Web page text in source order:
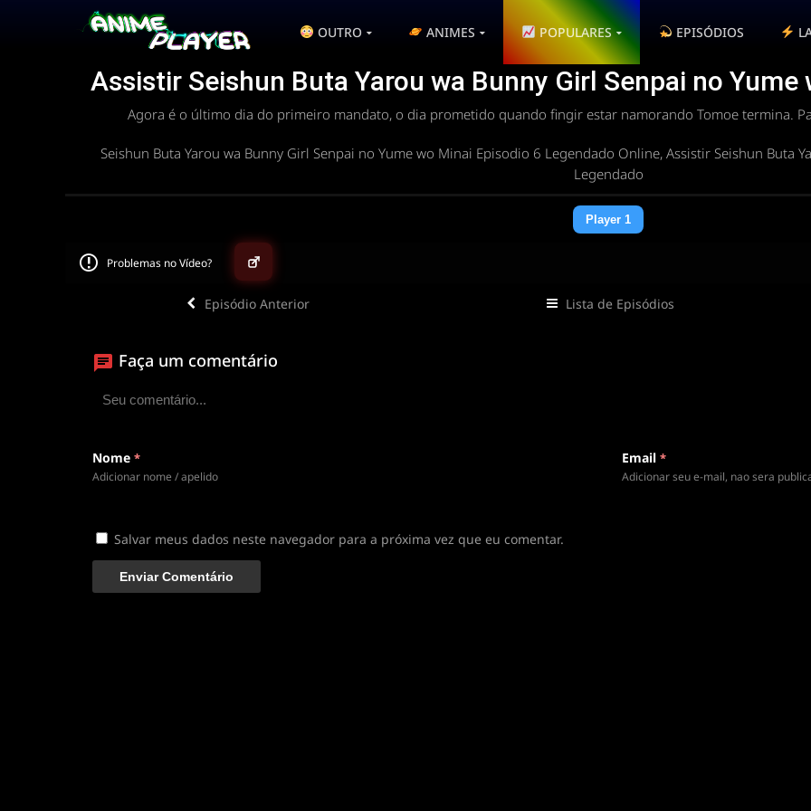
OUTRO ANIMES POPULARES EPISÓDIOS
Assistir Seishun Buta Yarou wa Bunny Girl Senpai no
Agora é o último dia do primeiro mandato, o dia prometido quando fingir estar namorando Tomoe termina.
Seishun Buta Yarou wa Bunny Girl Senpai no Yume wo Minai Episodio 6 Legendado Online, Assistir Seishun Buta
Legendado
Player 1
▶
Clique para assistir
Problemas no Vídeo?
Episódio Anterior Lista de Episódios
Faça um comentário
Nome *
Adicionar nome / apelido
Email *
Adicionar seu e-mail, nao sera
Salvar meus dados neste navegador para a próxima vez que eu comentar.